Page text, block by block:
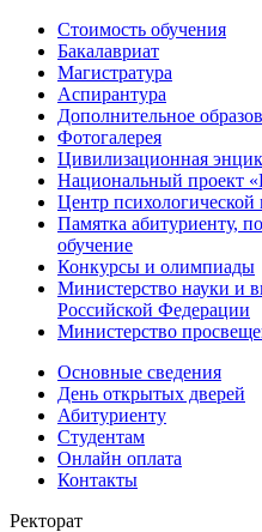
Стоимость обучения
Бакалавриат
Магистратура
Аспирантура
Дополнительное
Фотогалерея
Цивилизационная
Национальный проект
Центр
Памятка абитуриенту,
обучение
Конкурсы и олимпиады
Министерство науки и
Российской Федерации
Министерство
Основные сведения
День открытых дверей
Абитуриенту
Студентам
Онлайн оплата
Контакты
Ректорат